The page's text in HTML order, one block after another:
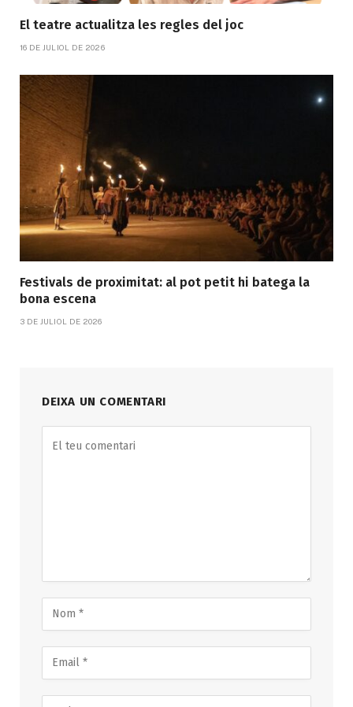
El teatre actualitza les regles del joc
16 DE JULIOL DE 2026
Festivals de proximitat: al pot petit hi batega la
bona escena
3 DE JULIOL DE 2026
DEIXA UN COMENTARI